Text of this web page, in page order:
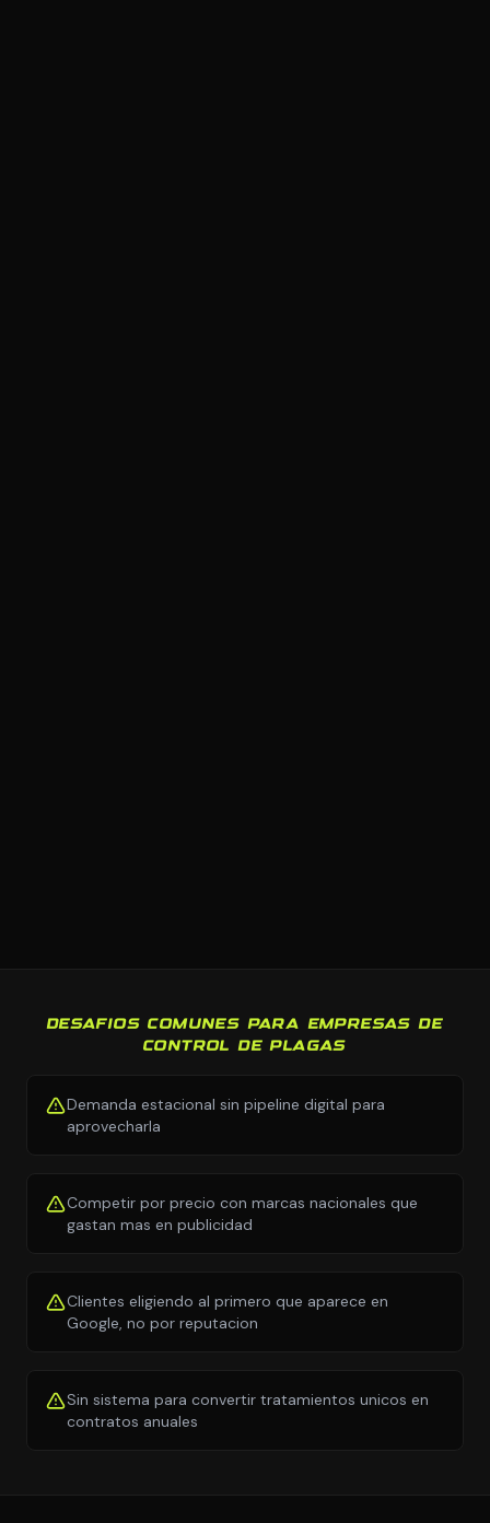
DESAFIOS COMUNES PARA EMPRESAS DE
CONTROL DE PLAGAS
Demanda estacional sin pipeline digital para
aprovecharla
Competir por precio con marcas nacionales que
gastan mas en publicidad
Clientes eligiendo al primero que aparece en
Google, no por reputacion
Sin sistema para convertir tratamientos unicos en
contratos anuales